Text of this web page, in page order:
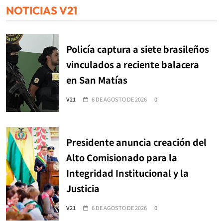
NOTICIAS V21
Policía captura a siete brasileños
vinculados a reciente balacera
en San Matías
V21 6 DE AGOSTO DE 2026 0
Presidente anuncia creación del
Alto Comisionado para la
Integridad Institucional y la
Justicia
V21 6 DE AGOSTO DE 2026 0